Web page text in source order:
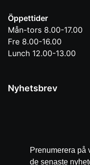
Öppettider
Mån-tors 8.00-17.00
Fre 8.00-16.00
Lunch 12.00-13.00
Nyhetsbrev